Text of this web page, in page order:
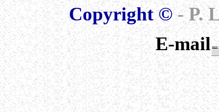
Copyright ©- P.
E-mail